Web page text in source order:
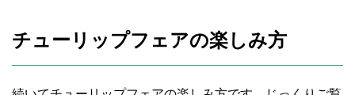
チューリップフェアの楽しみ方